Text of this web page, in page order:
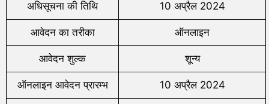
अधिसूचना की तिथि 10 अप्रैल 2024
आवेदन का तरीका ऑनलाइन
आवेदन शुल्क शून्य
ऑनलाइन आवेदन प्रारम्भ 10 अप्रैल 2024